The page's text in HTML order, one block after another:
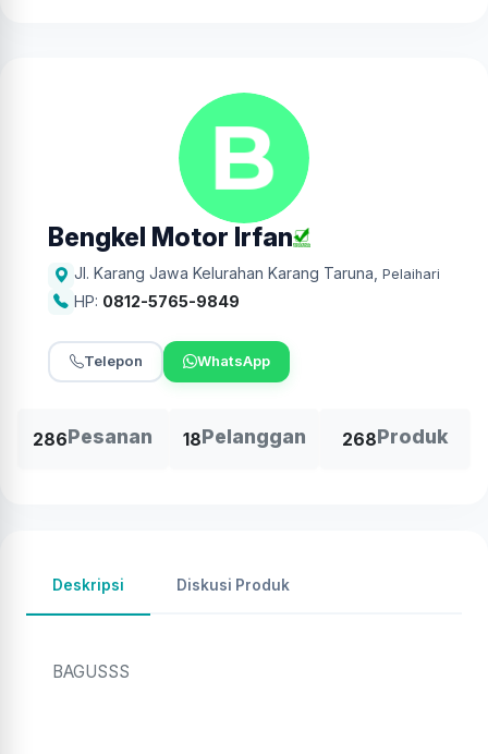
Bengkel Motor Irfan
Jl. Karang Jawa Kelurahan Karang Taruna Pelaihari
HP: 0812-5765-9849
Telepon WhatsApp
286Pesanan 18Pelanggan 268Produk
Deskripsi Diskusi Produk
BAGUSSS